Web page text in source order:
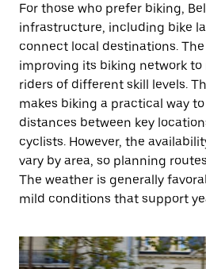
For those who prefer biking,
infrastructure, including bike
connect local destinations.
improving its biking network
riders of different skill levels.
makes biking a practical way
distances between key
cyclists. However, the
vary by area, so planning
The weather is generally
mild conditions that support